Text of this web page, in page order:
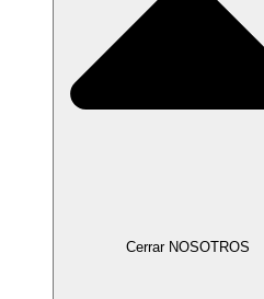
Cerrar NOSOTROS